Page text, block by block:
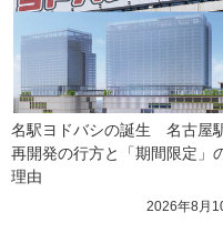
名駅ヨドバシの誕生　名古屋
再開発の行方と「期間限定」
理由
2026年8月